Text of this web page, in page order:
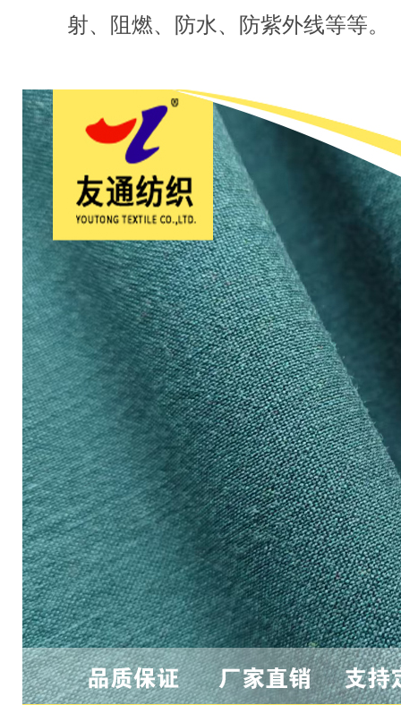
射、阻燃、防水、防紫外线等等。